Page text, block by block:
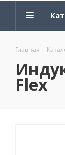
Главная -
Flex